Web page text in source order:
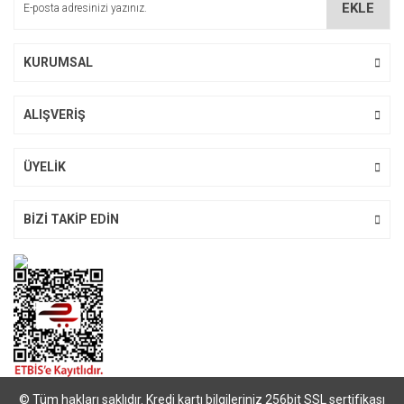
EKLE
KURUMSAL
ALIŞVERİŞ
ÜYELİK
BİZİ TAKİP EDİN
© Tüm hakları saklıdır. Kredi kartı bilgileriniz 256bit SSL sertifikası